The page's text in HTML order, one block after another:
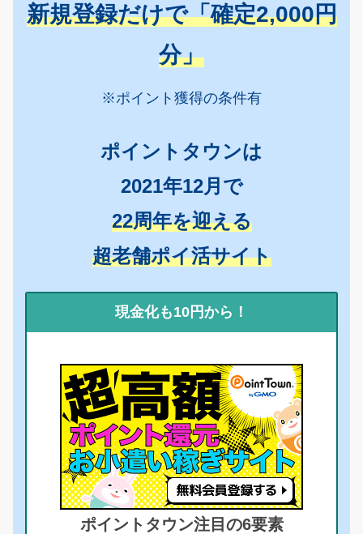
新規登録だけで「確定2,000円
分」
※ポイント獲得の条件有
ポイントタウンは
2021年12月で
22周年を迎える
超老舗ポイ活サイト
現金化も10円から！
ポイントタウン注目の6要素